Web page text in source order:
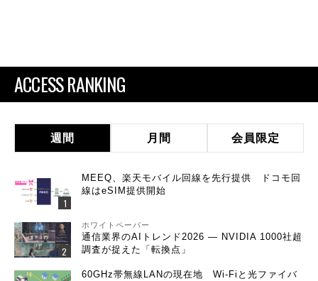
ACCESS RANKING
週間 月間 会員限定
MEEQ、楽天モバイル回線を先行提供 ドコモ回
線はeSIM提供開始
ホワイトペーパー
通信業界のAIトレンド2026 ― NVIDIA 1000社超
調査が捉えた「転換点」
60GHz帯無線LANの現在地 Wi-Fiと光ファイバ